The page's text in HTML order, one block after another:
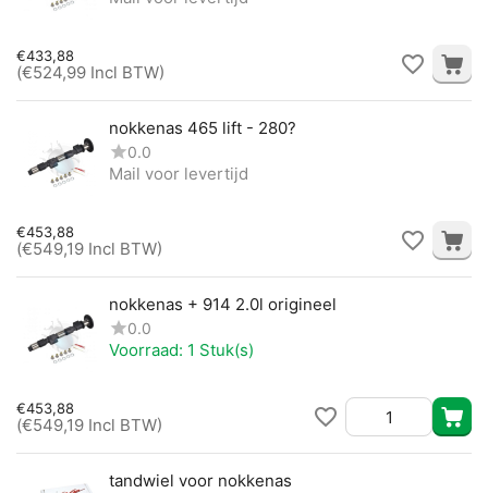
€433,88
(€524,99 Incl BTW)
nokkenas 465 lift - 280?
0.0
Mail voor levertijd
€453,88
(€549,19 Incl BTW)
nokkenas + 914 2.0l origineel
0.0
Voorraad: 1 Stuk(s)
€453,88
(€549,19 Incl BTW)
tandwiel voor nokkenas